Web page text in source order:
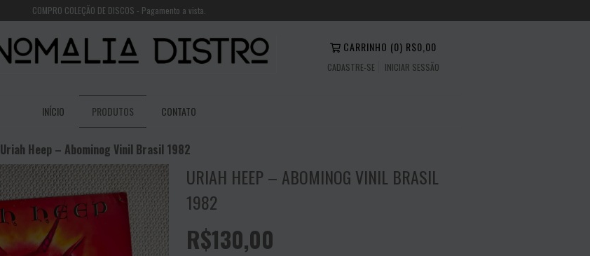
COMPRO COLEÇÃO DE DISCOS - Pagamento a vista.
CARRINHO (0) R$0,00
CADASTRE-SE INICIAR SESSÃO
INÍCIO PRODUTOS CONTATO
Uriah Heep – Abominog Vinil Brasil 1982
URIAH HEEP – ABOMINOG VINIL BRASIL
1982
R$130,00